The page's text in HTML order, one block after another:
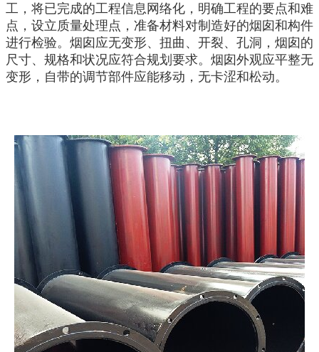
工，将已完成的工程信息网络化，明确工程的要点和难
点，设立质量处理点，准备材料对制造好的烟囱和构件
进行检验。烟囱应无变形、扭曲、开裂、孔洞，烟囱的
尺寸、规格和状况应符合规划要求。烟囱外观应平整无
变形，自带的调节部件应能移动，无卡涩和松动。